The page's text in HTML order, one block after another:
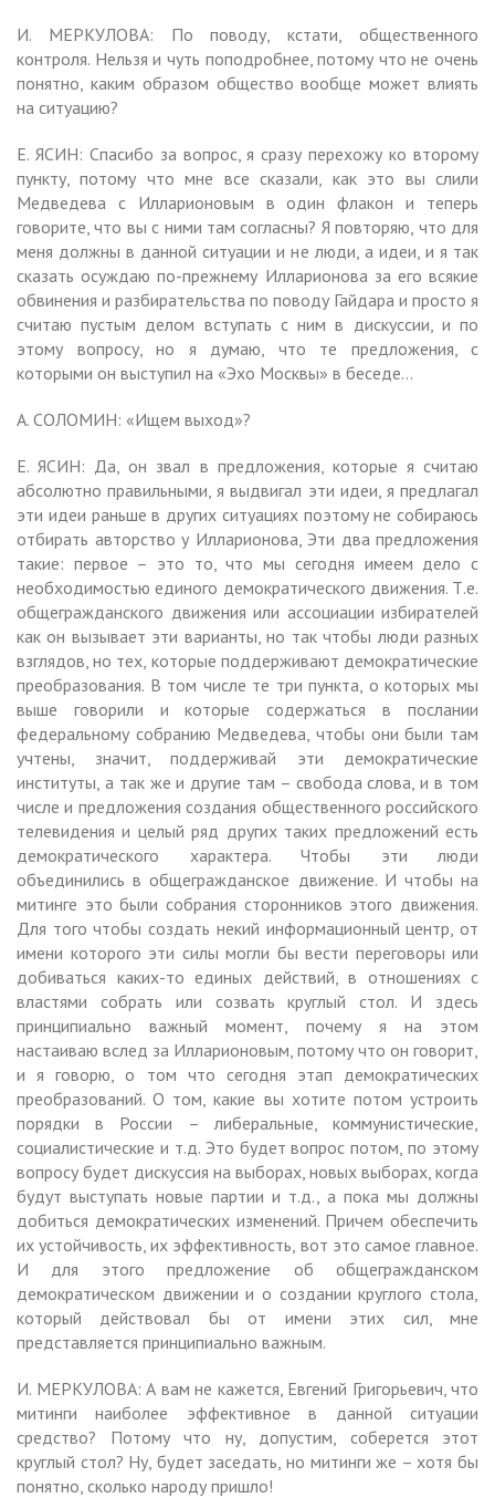
И. МЕРКУЛОВА: По поводу, кстати, общественного
контроля. Нельзя и чуть поподробнее, потому что не очень
понятно, каким образом общество вообще может влиять
на ситуацию?
Е. ЯСИН: Спасибо за вопрос, я сразу перехожу ко второму
пункту, потому что мне все сказали, как это вы слили
Медведева с Илларионовым в один флакон и теперь
говорите, что вы с ними там согласны? Я повторяю, что для
меня должны в данной ситуации и не люди, а идеи, и я так
сказать осуждаю по-прежнему Илларионова за его всякие
обвинения и разбирательства по поводу Гайдара и просто я
считаю пустым делом вступать с ним в дискуссии, и по
этому вопросу, но я думаю, что те предложения, с
которыми он выступил на «Эхо Москвы» в беседе…
А. СОЛОМИН: «Ищем выход»?
Е. ЯСИН: Да, он звал в предложения, которые я считаю
абсолютно правильными, я выдвигал эти идеи, я предлагал
эти идеи раньше в других ситуациях поэтому не собираюсь
отбирать авторство у Илларионова, Эти два предложения
такие: первое – это то, что мы сегодня имеем дело с
необходимостью единого демократического движения. Т.е.
общегражданского движения или ассоциации избирателей
как он вызывает эти варианты, но так чтобы люди разных
взглядов, но тех, которые поддерживают демократические
преобразования. В том числе те три пункта, о которых мы
выше говорили и которые содержаться в послании
федеральному собранию Медведева, чтобы они были там
учтены, значит, поддерживай эти демократические
институты, а так же и другие там – свобода слова, и в том
числе и предложения создания общественного российского
телевидения и целый ряд других таких предложений есть
демократического характера. Чтобы эти люди
объединились в общегражданское движение. И чтобы на
митинге это были собрания сторонников этого движения.
Для того чтобы создать некий информационный центр, от
имени которого эти силы могли бы вести переговоры или
добиваться каких-то единых действий, в отношениях с
властями собрать или созвать круглый стол. И здесь
принципиально важный момент, почему я на этом
настаиваю вслед за Илларионовым, потому что он говорит,
и я говорю, о том что сегодня этап демократических
преобразований. О том, какие вы хотите потом устроить
порядки в России – либеральные, коммунистические,
социалистические и т.д. Это будет вопрос потом, по этому
вопросу будет дискуссия на выборах, новых выборах, когда
будут выступать новые партии и т.д., а пока мы должны
добиться демократических изменений. Причем обеспечить
их устойчивость, их эффективность, вот это самое главное.
И для этого предложение об общегражданском
демократическом движении и о создании круглого стола,
который действовал бы от имени этих сил, мне
представляется принципиально важным.
И. МЕРКУЛОВА: А вам не кажется, Евгений Григорьевич, что
митинги наиболее эффективное в данной ситуации
средство? Потому что ну, допустим, соберется этот
круглый стол? Ну, будет заседать, но митинги же – хотя бы
понятно, сколько народу пришло!